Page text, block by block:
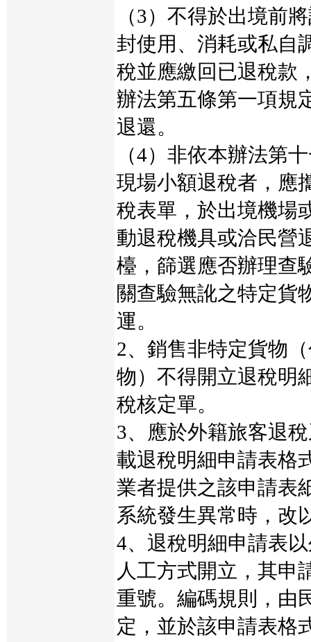
（3）不得於出境前
封使用、消耗或私自
稅並應繳回已退稅款
辦法第五條第一項規
退還。
（4）非依本辦法第
現場小額退稅者，應
稅表單，於出境機場
動退稅機具或洽民營
檯，篩選應否辦理查
關查驗無訛之特定貨
運。
2、銷售非特定貨物
物）不得開立退稅明
稅核定單。
3、應於外籍旅客退
載退稅明細申請表格
業者提供之該申請表
系統發生異常時，改
4、退稅明細申請表
人工方式開立，其申
重號。編碼規則，由
定，並於該申請表格